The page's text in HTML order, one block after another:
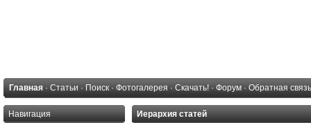
Главная · Статьи · Поиск · Фотогалерея · Скачать! · Форум · Обратная связь
Навигация Иерархия статей